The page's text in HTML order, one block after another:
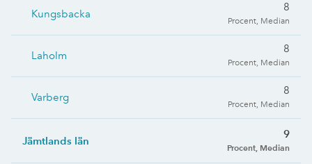
Kungsbacka
8
Procent, Median
Laholm
8
Procent, Median
Varberg
8
Procent, Median
Jämtlands län
9
Procent, Median